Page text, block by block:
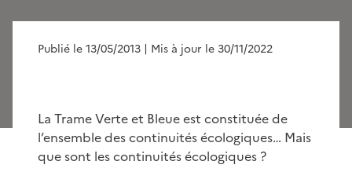
Publié le 13/05/2013 | Mis à jour le 30/11/2022
La Trame Verte et Bleue est constituée de
l’ensemble des continuités écologiques… Mais
que sont les continuités écologiques ?